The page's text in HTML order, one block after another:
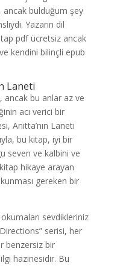
ancak bulduğum şey
Yazarın dil
pdf ücretsiz ancak
kendini bilinçli epub
Laneti
ancak bu anlar az ve
acı verici bir
Anitta’nın Laneti
bu kitap, iyi bir
seven ve kalbini ve
hikaye arayan
gereken bir
sevdikleriniz
serisi, her
benzersiz bir
hazinesidir. Bu